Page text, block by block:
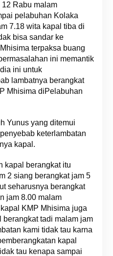
Rabu malam
pelabuhan Kolaka
7.18 wita kapal tiba di
bisa sandar ke
terpaksa buang
ini memantik
ini untuk
lambatnya berangkat
Mhisima diPelabuhan
Yunus yang ditemui
keterlambatan
kapal.
kapal berangkat itu
2 siang berangkat jam 5
seharusnya berangkat
jam 8.00 malam
KMP Mhisima juga
tadi malam jam
kami tidak tau karna
kapal
tau kenapa sampai